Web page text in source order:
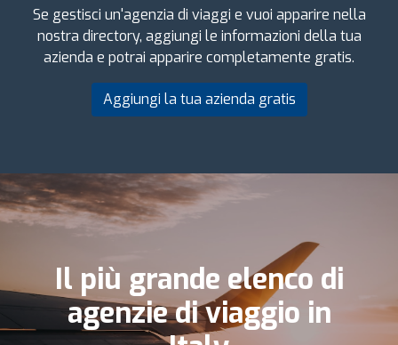
Se gestisci un'agenzia di viaggi e vuoi apparire nella
nostra directory, aggiungi le informazioni della tua
azienda e potrai apparire completamente gratis.
Aggiungi la tua azienda gratis
Il più grande elenco di
agenzie di viaggio in